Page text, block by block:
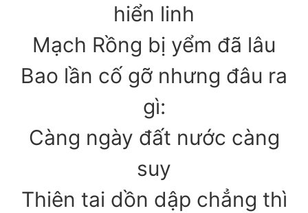
hiển linh
Mạch Rồng bị yểm đã lâu
Bao lần cố gỡ nhưng đâu ra
gì:
Càng ngày đất nước càng
suy
Thiên tai dồn dập chẳng thì